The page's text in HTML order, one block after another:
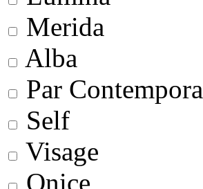
Merida
Alba
Par Contempora
Self
Visage
Onice